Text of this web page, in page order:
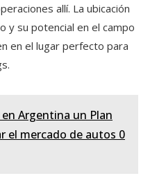
allí. La ubicación
y su potencial en el campo
en el lugar perfecto para
Argentina un Plan
el mercado de autos 0